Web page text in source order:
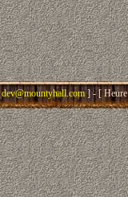
dev@mountyhall.com] - [ Heure